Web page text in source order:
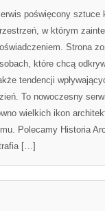
poświęcony sztuce
w którym
Strona
które chcą
tendencji
To nowoczesny
wielkich ikon
Polecamy Historia
[…]